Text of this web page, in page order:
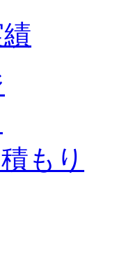
もり